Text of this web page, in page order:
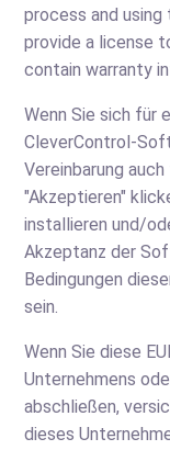
process and
provide a license
contain warranty
Wenn Sie sich für
CleverControl-
Vereinbarung
"Akzeptieren"
installieren und/
Akzeptanz der
Bedingungen
sein.
Wenn Sie diese
Unternehmens
abschließen,
dieses